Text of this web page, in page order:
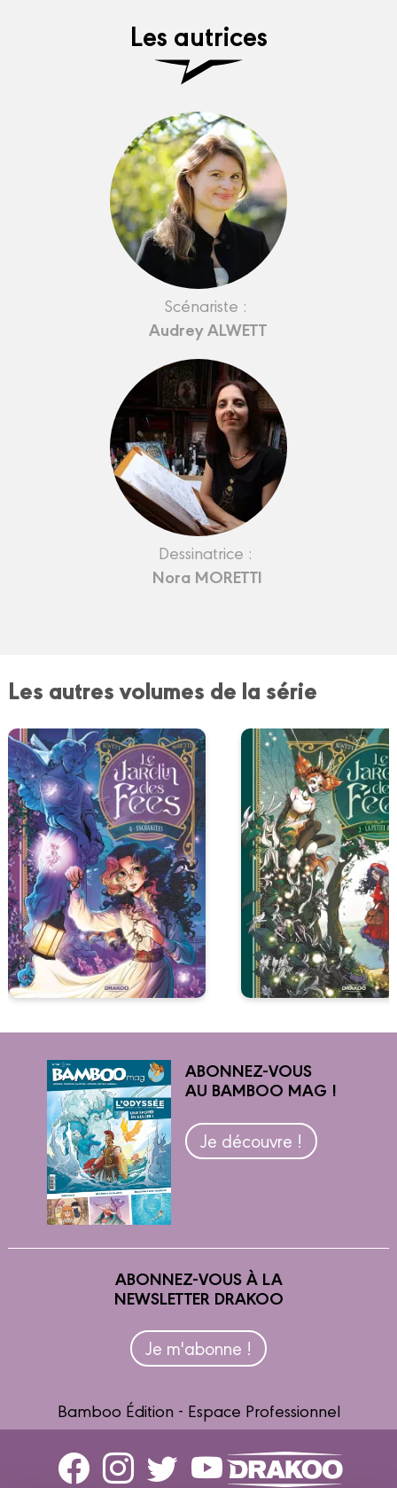
Les autrices
Scénariste :
Audrey ALWETT
Dessinatrice :
Nora MORETTI
Les autres volumes de la série
ABONNEZ-VOUS
AU BAMBOO MAG !
Je découvre !
ABONNEZ-VOUS À LA
NEWSLETTER DRAKOO
Je m'abonne !
Bamboo Édition - Espace Professionnel